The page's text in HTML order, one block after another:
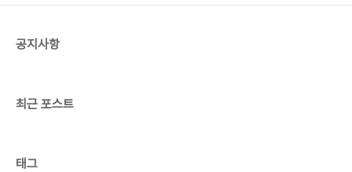
공지사항
최근 포스트
태그